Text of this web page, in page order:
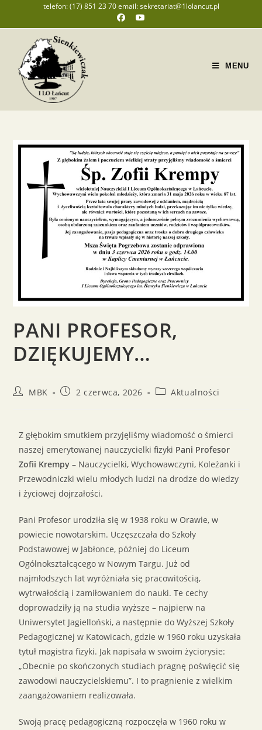
telefon: (17) 851 23 70 email: sekretariat@1lolancut.pl
MENU
PANI PROFESOR,
DZIĘKUJEMY…
MBK 2 czerwca, 2026 Aktualności
Z głębokim smutkiem przyjęliśmy wiadomość o śmierci
naszej emerytowanej nauczycielki fizyki Pani Profesor
Zofii Krempy– Nauczycielki, Wychowawczyni, Koleżanki i
Przewodniczki wielu młodych ludzi na drodze do wiedzy
i życiowej dojrzałości.
Pani Profesor urodziła się w 1938 roku w Orawie, w
powiecie nowotarskim. Uczęszczała do Szkoły
Podstawowej w Jabłonce, później do Liceum
Ogólnokształcącego w Nowym Targu. Już od
najmłodszych lat wyróżniała się pracowitością,
wytrwałością i zamiłowaniem do nauki. Te cechy
doprowadziły ją na studia wyższe – najpierw na
Uniwersytet Jagielloński, a następnie do Wyższej Szkoły
Pedagogicznej w Katowicach, gdzie w 1960 roku uzyskała
tytuł magistra fizyki. Jak napisała w swoim życiorysie:
„Obecnie po skończonych studiach pragnę poświęcić się
zawodowi nauczycielskiemu”. I to pragnienie z wielkim
zaangażowaniem realizowała.
Swoją pracę pedagogiczną rozpoczęła w 1960 roku w